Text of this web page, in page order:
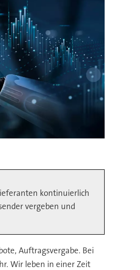
kontinuierlich
vergeben und
Auftragsvergabe. Bei
Wir leben in einer Zeit